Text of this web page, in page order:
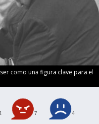
como una figura clave para el
7 4